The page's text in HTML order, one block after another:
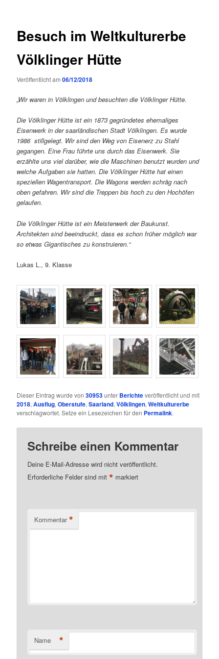
Besuch im Weltkulturerbe
Völklinger Hütte
Veröffentlicht am06/12/2018
„Wir waren in Völklingen und besuchten die Völklinger Hütte.
Die Völklinger Hütte ist ein 1873 gegründetes ehemaliges
Eisenwerk in der saarländischen Stadt Völklingen. Es wurde
1986 stillgelegt. Wir sind den Weg von Eisenerz zu Stahl
gegangen. Eine Frau führte uns durch das Eisenwerk. Sie
erzählte uns viel darüber, wie die Maschinen benutzt wurden und
welche Aufgaben sie hatten. Die Völklinger Hütte hat einen
speziellen Wagentransport. Die Wagons werden schräg nach
oben gefahren. Wir sind die Treppen bis hoch zu den Hochöfen
gelaufen.
Die Völklinger Hütte ist ein Meisterwerk der Baukunst.
Architekten sind beeindruckt, dass es schon früher möglich war
so etwas Gigantisches zu konstruieren.“
Lukas L., 9. Klasse
Dieser Eintrag wurde von30953unter Berichteveröffentlicht und mit
2018,Ausflug,Oberstufe,Saarland,Völklingen,Weltkulturerbe
verschlagwortet. Setze ein Lesezeichen für den Permalink.
Schreibe einen Kommentar
Deine E-Mail-Adresse wird nicht veröffentlicht.
Erforderliche Felder sind mit* markiert
Kommentar *
Name *